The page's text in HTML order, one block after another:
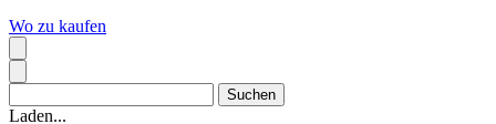
Wo zu kaufen
Laden...